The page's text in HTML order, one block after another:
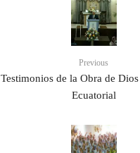
Previous
Testimonios de la Obra de
Ecuatorial